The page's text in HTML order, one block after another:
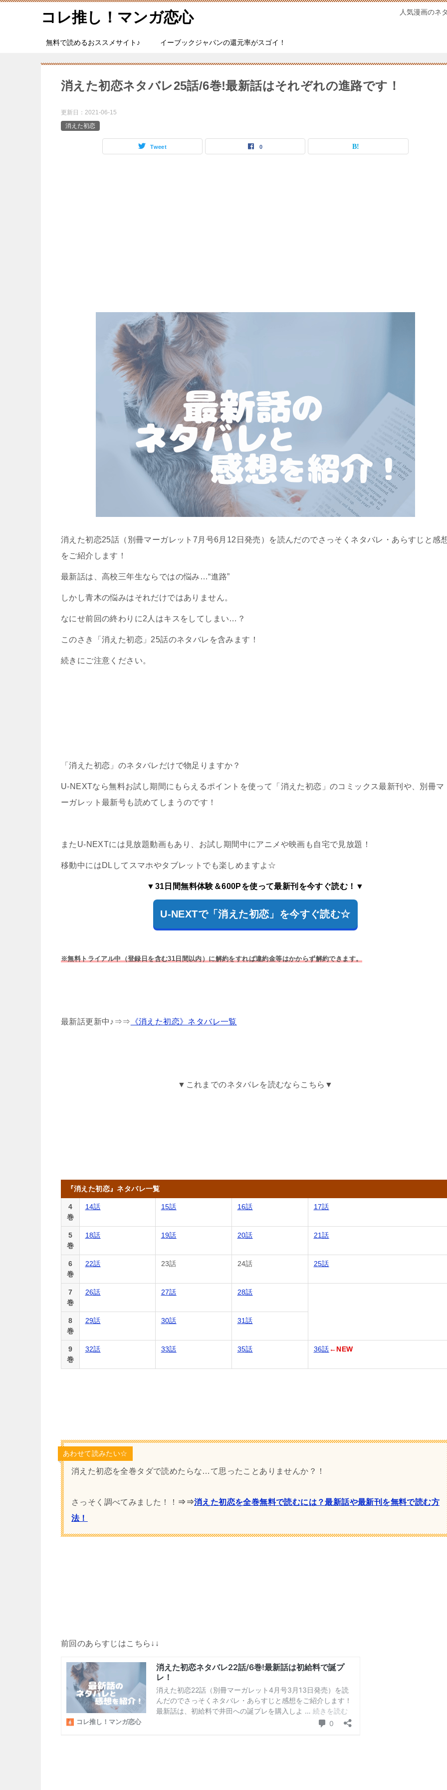
コレ推し！マンガ恋心 人気漫画のネ
無料で読めるおススメサイト♪ イーブックジャパンの還元率がスゴイ！
消えた初恋ネタバレ25話/6巻!最新話はそれぞれの進路です！
更新日： 2021-06-15
消えた初恋
Tweet 0
消えた初恋25話（別冊マーガレット7月号6月12日発売）を読んだのでさっそくネタバレ・あらすじと感
をご紹介します！
最新話は、高校三年生ならではの悩み…“進路”
しかし青木の悩みはそれだけではありません。
なにせ前回の終わりに2人はキスをしてしまい…？
このさき「消えた初恋」25話のネタバレを含みます！
続きにご注意ください。
「消えた初恋」のネタバレだけで物足りますか？
U-NEXTなら無料お試し期間にもらえるポイントを使って「消えた初恋」のコミックス最新刊や、別冊マ
ーガレット最新号も読めてしまうのです！
またU-NEXTには見放題動画もあり、お試し期間中にアニメや映画も自宅で見放題！
移動中にはDLしてスマホやタブレットでも楽しめますよ☆
▼31日間無料体験＆600Pを使って最新刊を今すぐ読む！▼
U-NEXTで「消えた初恋」を今すぐ読む☆
※無料トライアル中（登録日を含む31日間以内）に解約をすれば違約金等はかからず解約できます。
最新話更新中♪⇒⇒ 《消えた初恋》ネタバレ一覧
▼これまでのネタバレを読むならこちら▼
『消えた初恋』ネタバレ一覧
4
巻
14話 15話 16話 17話
5
巻
18話 19話 20話 21話
6
巻
22話 23話 24話 25話
7
巻
26話 27話 28話
8
巻
29話 30話 31話
9
巻
32話 33話 35話 36話 ←NEW
あわせて読みたい☆
消えた初恋を全巻タダで読めたらな…て思ったことありませんか？！
さっそく調べてみました！！ ⇒⇒消えた初恋を全巻無料で読むには？最新話や最新刊を無料で読む方
法！
前回のあらすじはこちら↓↓